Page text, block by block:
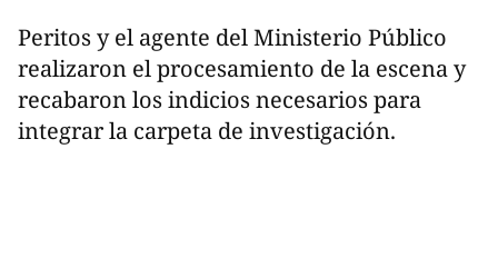
Peritos y el agente del Ministerio Público
realizaron el procesamiento de la escena y
recabaron los indicios necesarios para
integrar la carpeta de investigación.